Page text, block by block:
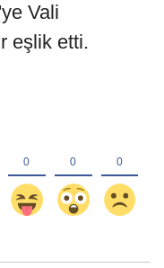
Vali
eşlik etti.